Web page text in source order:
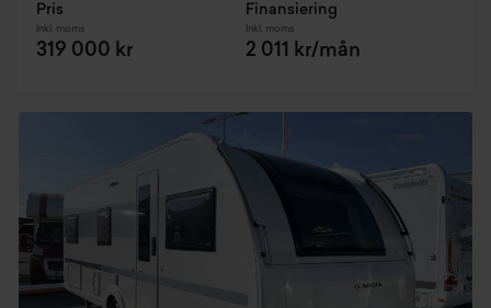
Pris
Inkl. moms
319 000 kr
Finansiering
Inkl. moms
2 011 kr/mån